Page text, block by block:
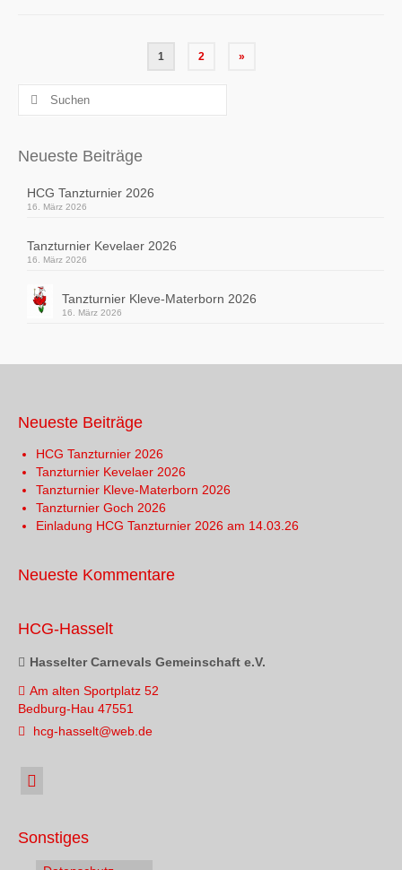
Seitennummerierung
Beiträge
1 2 »
Suchen
Neueste Beiträge
HCG Tanzturnier 2026
16. März 2026
Tanzturnier Kevelaer 2026
16. März 2026
Tanzturnier Kleve-Materborn 2026
16. März 2026
Neueste Beiträge
HCG Tanzturnier 2026
Tanzturnier Kevelaer 2026
Tanzturnier Kleve-Materborn 2026
Tanzturnier Goch 2026
Einladung HCG Tanzturnier 2026 am 14.03.26
Neueste Kommentare
HCG-Hasselt
Hasselter Carnevals Gemeinschaft e.V.
Am alten Sportplatz 52
Bedburg-Hau 47551
hcg-hasselt@web.de
Sonstiges